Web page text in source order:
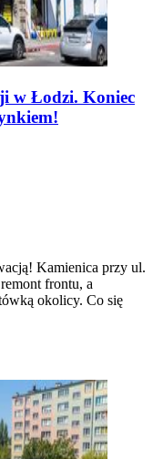
w Łodzi. Koniec
Kamienica przy ul.
frontu, a
okolicy. Co się